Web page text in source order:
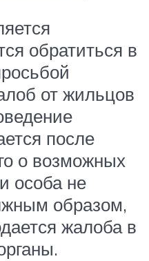
обратиться в
от жильцов
после
о возможных
особа не
образом,
жалоба в